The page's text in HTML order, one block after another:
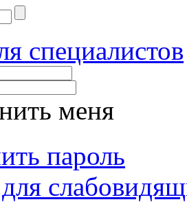
специалистов
меня
пароль